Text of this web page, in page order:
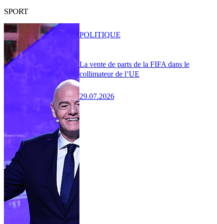
SPORT
La vente de parts de la FIFA dans le
collimateur de l’UE
29.07.2026
POLITIQUE